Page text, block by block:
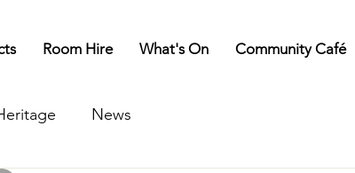
Room Hire What's On Community Café
News